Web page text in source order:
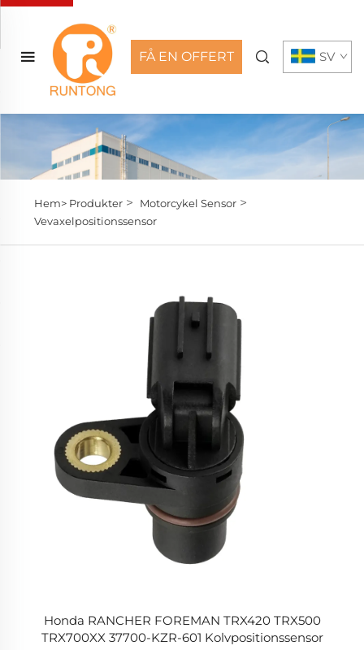
FÅ EN OFFERT SV
Hem> Produkter> Motorcykel Sensor>
Vevaxelpositionssensor
Honda RANCHER FOREMAN TRX420 TRX500
TRX700XX 37700-KZR-601 Kolvpositionssensor